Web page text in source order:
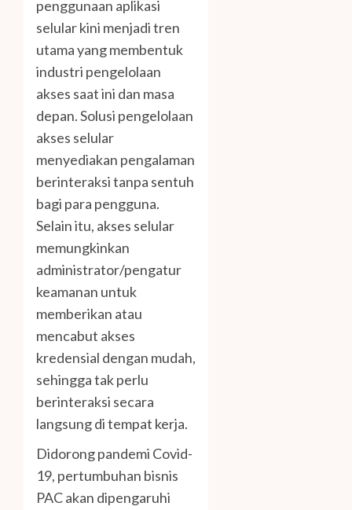
penggunaan aplikasi
selular kini menjadi tren
utama yang membentuk
industri pengelolaan
akses saat ini dan masa
depan. Solusi pengelolaan
akses selular
menyediakan pengalaman
berinteraksi tanpa sentuh
bagi para pengguna.
Selain itu, akses selular
memungkinkan
administrator/pengatur
keamanan untuk
memberikan atau
mencabut akses
kredensial dengan mudah,
sehingga tak perlu
berinteraksi secara
langsung di tempat kerja.
Didorong pandemi Covid-
19, pertumbuhan bisnis
PAC akan dipengaruhi